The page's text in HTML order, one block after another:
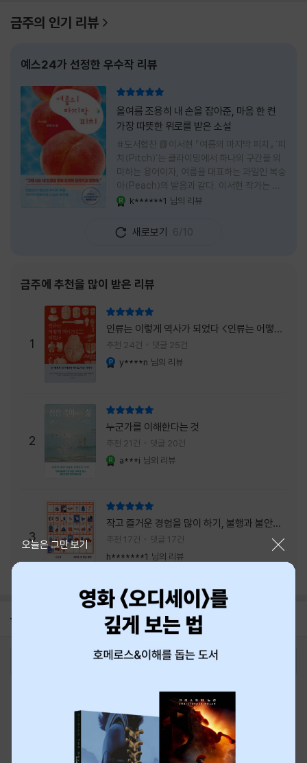
금주의 인기 리뷰
예스24가 선정한 우수작 리뷰
올여름 조용히 내 손을 잡아준, 마음 한 켠
가장 따뜻한 위로를 받은 소설
#도서협찬 📗이서현 『여름의 마지막 피치』 '피
치(Pitch)'는 클라이밍에서 하나의 구간을 의
미하는 용어이자, 여름을 대표하는 과일인 복숭
아(Peach)의 발음과 같다. 이서현 작가는 이
중의적인 제목 안에 소설이 전하고 싶은 메시지
럼 가장 달콤하고 찬란한 계절인 여름. 하지만
그 여름도 끝이 있다. 그리고 클라이밍의 피치
피치』는 끝나가는 여름의 아쉬움과 새로운 계
의미하는 제목이었다. 소설은 각자의 '여름'을
잃어버린 다섯 인물들의 이야기를 담고 있다.
👧연인에게 이별을 통보받고 외모를 향한 악성
댓글로 인해 카메라 앞에 설 수 없게 된 요리 유
튜버
k******1 님의 리뷰
새로보기 6/10
금주에 추천을 많이 받은 리뷰
1
인류는 이렇게 역사가 되었다 <인류는 어떻게
역사가 되었나>
추천 24건 댓글 25건
y****n 님의 리뷰
2
누군가를 이해한다는 것
추천 21건 댓글 20건
a***i 님의 리뷰
3
작고 즐거운 경험을 많이 하기, 불행과 불안을
회피하지 말기, 그리고 좋은 사람을 많이 만나
기.
추천 17건
댓글 17건
h*******1 님의 리뷰
공지 8월 신용카드 무이자할부 안내
오늘은 그만 보기
최근 본 상품
티켓 1544-6399
중고샵 1566-4295
eBook 1:1문의/채팅상담
예스이십사(주) 사업자 정보
이용약관
개인정보처리방침
청소년보호정책
PC버전
회사소개 거래처관계자께